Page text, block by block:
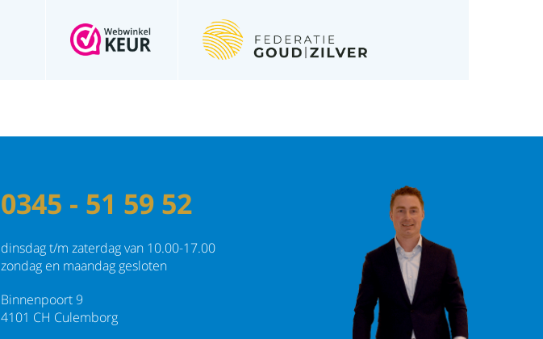
0345 - 51 59 52
dinsdag t/m zaterdag van 10.00-17.00
zondag en maandag gesloten
Binnenpoort 9
4101 CH Culemborg